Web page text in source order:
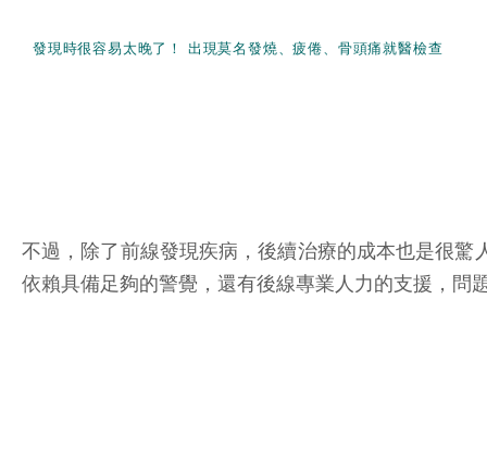
發現時很容易太晚了！ 出現莫名發燒、疲倦、骨頭痛就醫檢查
不過，除了前線發現疾病，後續治療的成本也是很
依賴具備足夠的警覺，還有後線專業人力的支援，問